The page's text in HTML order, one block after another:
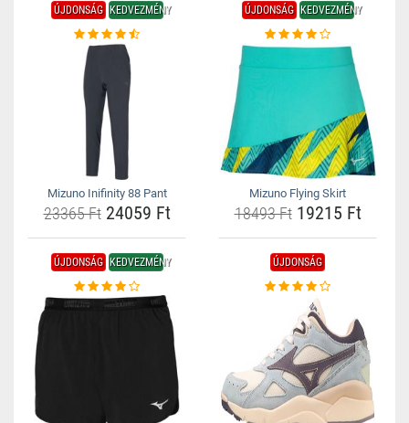
ÚJDONSÁG KEDVEZMÉNY
Mizuno Inifinity 88 Pant
23365 Ft24059 Ft
ÚJDONSÁG KEDVEZMÉNY
Mizuno Flying Skirt
18493 Ft19215 Ft
ÚJDONSÁG KEDVEZMÉNY ÚJDONSÁG